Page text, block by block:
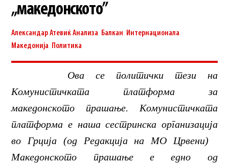
„македонското”
Александар Атевиќ Анализа Балкан Интернационала
Македонија
Политика
Ова се политички тези на
Комунистичката платформа за
македонското прашање. Комунистичката
платформа е наша сестринска организација
во Грција (од Редакција на МО Црвени)
Македонското прашање е едно од